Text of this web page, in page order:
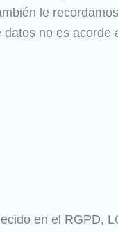
le
no es acorde
en el RGPD,